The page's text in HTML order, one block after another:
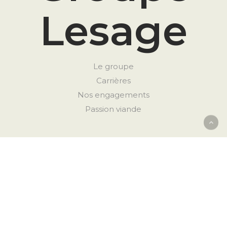
Lesage
Le groupe
Carrières
Nos engagements
Passion viande